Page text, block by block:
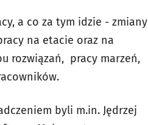
a co za tym idzie - zmiany
na etacie oraz na
rozwiązań, pracy marzeń,
byli m.in. Jędrzej